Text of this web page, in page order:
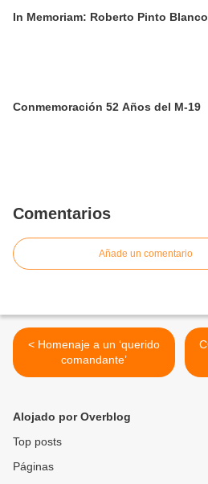
In Memoriam: Roberto Pinto Blanco
Conmemoración 52 Años del M-19
Comentarios
Añade un comentario
< Homenaje a un ‘querido
comandante’
Alojado por Overblog
Top posts
Páginas